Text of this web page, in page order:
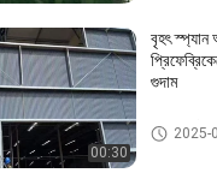
00:30
বৃহৎ স্প্যান
গুদাম
ইস্পাত2025-